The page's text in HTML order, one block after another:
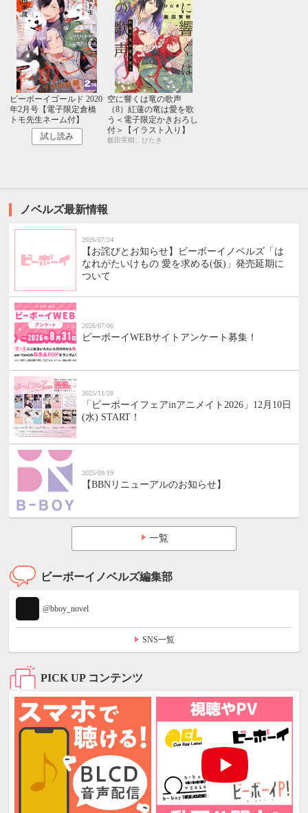
ビーボーイゴールド 2020
年2月号【電子限定倉橋
トモ先生ネーム付】
試し読み
空に響くは竜の歌声
（8）紅蓮の竜は愛を歌
う＜電子限定かきおろし
付＞【イラスト入り】
飯田実樹、ひたき
ノベルズ最新情報
2026/07/24
【お詫びとお知らせ】ビーボーイノベルズ「は
なれがたいけもの 愛を求める(仮)」発売延期に
ついて
2026/07/06
ビーボーイWEBサイトアンケート募集！
2025/11/28
「ビーボーイフェアinアニメイト2026」12月10日
(水) START！
2025/09/19
【BBNリニューアルのお知らせ】
一覧
ビーボーイノベルズ編集部
@bboy_novel
SNS一覧
PICK UP コンテンツ